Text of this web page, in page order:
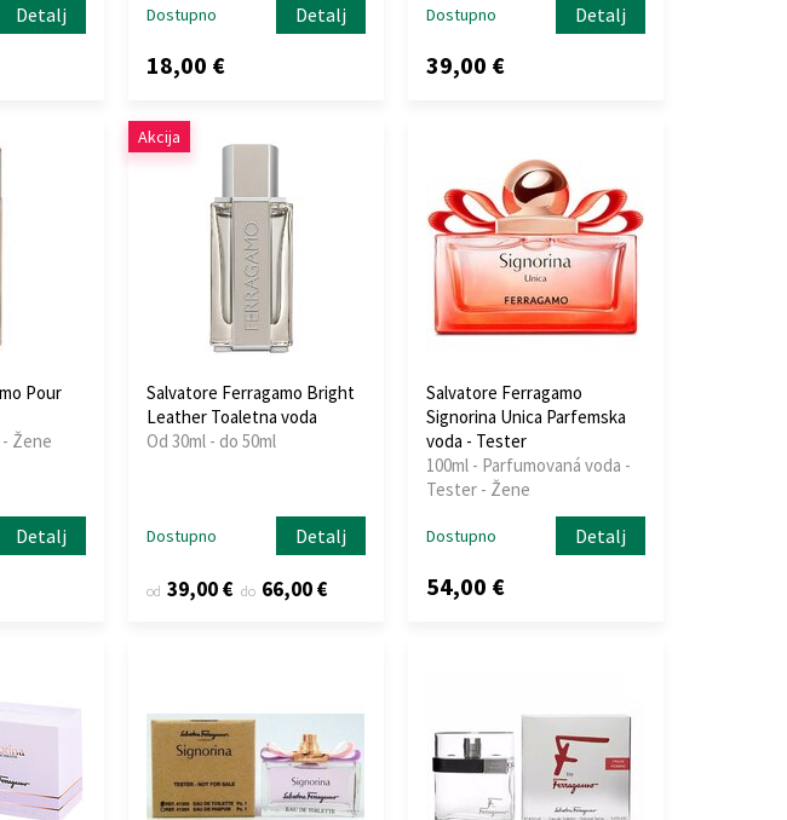
Detalj Dostupno Detalj
18,00 €
Dostupno Detalj
39,00 €
Pour
Žene
Detalj
Akcija
Salvatore Ferragamo Bright
Leather Toaletna voda
Od 30ml - do 50ml
Dostupno Detalj
od 39,00 € do 66,00 €
Salvatore Ferragamo
Signorina Unica Parfemska
voda - Tester
100ml - Parfumovaná voda -
Tester - Žene
Dostupno Detalj
54,00 €